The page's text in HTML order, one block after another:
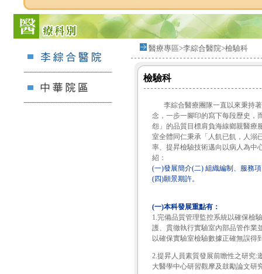
醫療專區>李綜合醫院>檢驗科
檢驗科
李綜合醫療團隊一直以來秉持
念，一步一腳印的寫下每段歷史，
怨」的品質目標肩負海線鄉親醫療
室全體同仁秉承「人飢已飢，人溺
率、提昇檢驗技術邁向以病人為中
紹：
(一)發展簡介(二) 組織編制、服務
(四)願景期許。
(一)本科發展重點有：
1.完備品質管理監控系統以確保檢
護、貫徹執行實驗室內部品管作業
以確保實驗室檢驗數據正確無誤得
2.提昇人員素質發展前瞻性之研究:
大醫學中心研習觀摩及鼓勵論文研